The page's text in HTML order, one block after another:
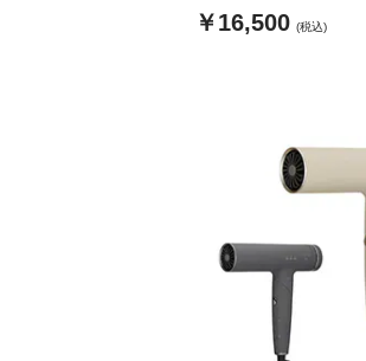
￥16,500 (税込)